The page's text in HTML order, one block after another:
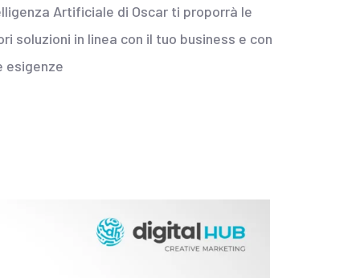
Artificiale di Oscar ti proporrà le
soluzioni in linea con il tuo business e con
esigenze